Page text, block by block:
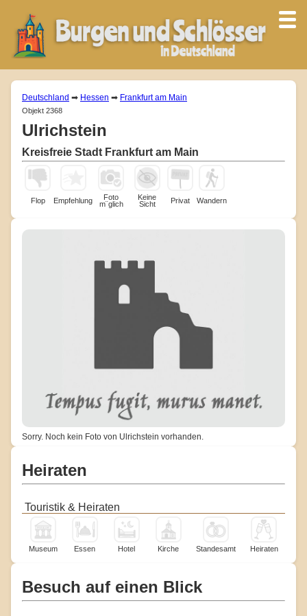
Deutschland ➡ Hessen ➡ Frankfurt am Main
Objekt 2368
Ulrichstein
Kreisfreie Stadt Frankfurt am Main
Flop Empfehlung
Foto
m¨glich
Keine
Sicht
Privat Wandern
Sorry. Noch kein Foto von Ulrichstein vorhanden.
Heiraten
Touristik & Heiraten
Museum Essen Hotel Kirche Standesamt Heiraten
Besuch auf einen Blick